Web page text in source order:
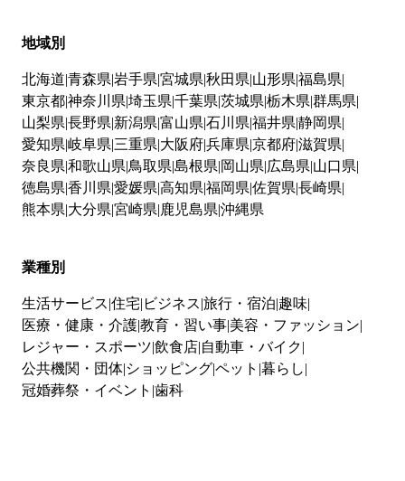
地域別
北海道 青森県 岩手県 宮城県 秋田県 山形県 福島県
東京都神奈川県 埼玉県 千葉県 茨城県 栃木県 群馬県
山梨県 長野県 新潟県 富山県 石川県 福井県 静岡県
愛知県 岐阜県 三重県 大阪府兵庫県 京都府滋賀県
奈良県 和歌山県 鳥取県 島根県 岡山県 広島県 山口県
徳島県 香川県 愛媛県 高知県 福岡県 佐賀県 長崎県
熊本県 大分県 宮崎県 鹿児島県 沖縄県
業種別
生活サービス 住宅 ビジネス 旅行・宿泊 趣味
医療・健康・介護教育・習い事 美容・ファッション
レジャー・スポーツ 飲食店 自動車・バイク
公共機関・団体 ショッピングペット 暮らし
冠婚葬祭・イベント 歯科